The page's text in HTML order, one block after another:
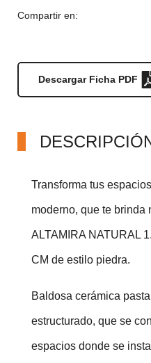
Compartir en:
Descargar Ficha PDF
Transforma tus
moderno, que te brinda
ALTAMIRA NATURAL
CM de estilo piedra.
Baldosa cerámica
estructurado, que se
espacios donde se